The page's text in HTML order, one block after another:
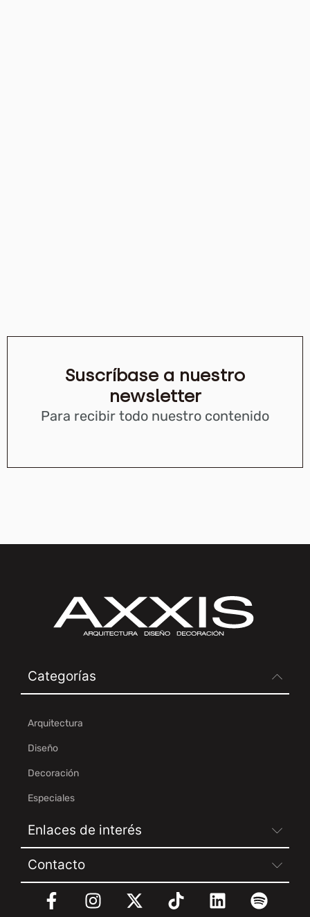
Suscríbase a nuestro
newsletter
Para recibir todo nuestro contenido
Categorías
Arquitectura
Diseño
Decoración
Especiales
Enlaces de interés
Contacto